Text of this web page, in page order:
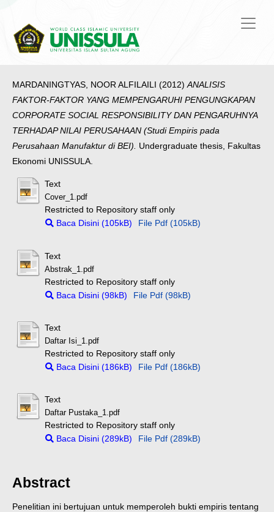
MARDANINGTYAS, NOOR ALFILAILI (2012)ANALISIS
FAKTOR-FAKTOR YANG MEMPENGARUHI PENGUNGKAPAN
CORPORATE SOCIAL RESPONSIBILITY DAN PENGARUHNYA
TERHADAP NILAI PERUSAHAAN (Studi Empiris pada
Perusahaan Manufaktur di BEI). Undergraduate thesis, Fakultas
Ekonomi UNISSULA.
Text
Cover_1.pdf
Restricted to Repository staff only
Baca Disini (105kB)
File Pdf (105kB)
Text
Abstrak_1.pdf
Restricted to Repository staff only
Baca Disini (98kB)
File Pdf (98kB)
Text
Daftar Isi_1.pdf
Restricted to Repository staff only
Baca Disini (186kB)
File Pdf (186kB)
Text
Daftar Pustaka_1.pdf
Restricted to Repository staff only
Baca Disini (289kB)
File Pdf (289kB)
Abstract
Penelitian ini bertujuan untuk memperoleh bukti empiris tentang